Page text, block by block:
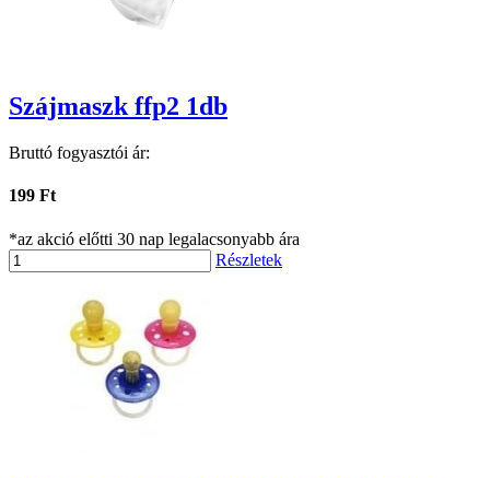
Szájmaszk ffp2 1db
Bruttó fogyasztói ár:
199 Ft
*az akció előtti 30 nap legalacsonyabb ára
Részletek